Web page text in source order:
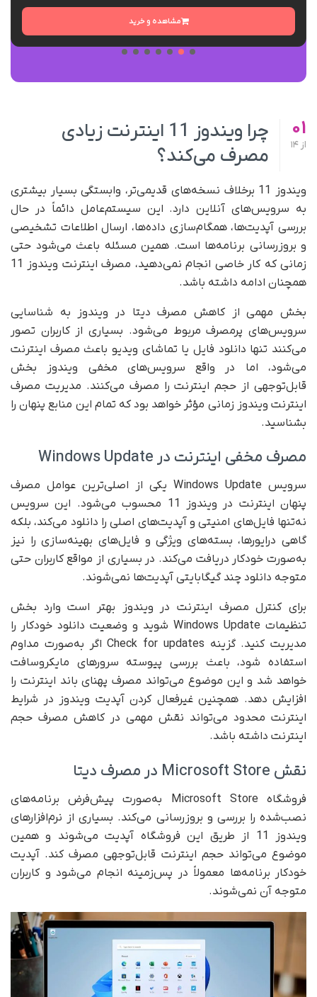
مشاهده و خرید
01
از
چرا ویندوز 11 اینترنت زیادی
مصرف می‌کند؟
ویندوز 11 برخلاف نسخه‌های قدیمی‌تر، وابستگی بسیار بیشتری
به سرویس‌های آنلاین دارد. این سیستم‌عامل دائماً در حال
بررسی آپدیت‌ها، همگام‌سازی داده‌ها، ارسال اطلاعات تشخیصی
و بروزرسانی برنامه‌ها است. همین مسئله باعث می‌شود حتی
زمانی که کار خاصی انجام نمی‌دهید، مصرف اینترنت ویندوز 11
همچنان ادامه داشته باشد.
بخش مهمی از کاهش مصرف دیتا در ویندوز به شناسایی
سرویس‌های پرمصرف مربوط می‌شود. بسیاری از کاربران تصور
می‌کنند تنها دانلود فایل یا تماشای ویدیو باعث مصرف اینترنت
می‌شود، اما در واقع سرویس‌های مخفی ویندوز بخش
قابل‌توجهی از حجم اینترنت را مصرف می‌کنند. مدیریت مصرف
اینترنت ویندوز زمانی مؤثر خواهد بود که تمام این منابع پنهان را
بشناسید.
مصرف مخفی اینترنت در Windows Update
سرویس Windows Update یکی از اصلی‌ترین عوامل مصرف
پنهان اینترنت در ویندوز 11 محسوب می‌شود. این سرویس
نه‌تنها فایل‌های امنیتی و آپدیت‌های اصلی را دانلود می‌کند، بلکه
گاهی درایورها، بسته‌های ویژگی و فایل‌های بهینه‌سازی را نیز
به‌صورت خودکار دریافت می‌کند. در بسیاری از مواقع کاربران حتی
متوجه دانلود چند گیگابایتی آپدیت‌ها نمی‌شوند.
برای کنترل مصرف اینترنت در ویندوز بهتر است وارد بخش
تنظیمات Windows Update شوید و وضعیت دانلود خودکار را
مدیریت کنید. گزینه Check for updates اگر به‌صورت مداوم
استفاده شود، باعث بررسی پیوسته سرورهای مایکروسافت
خواهد شد و این موضوع می‌تواند مصرف پهنای باند اینترنت را
افزایش دهد. همچنین غیرفعال کردن آپدیت ویندوز در شرایط
اینترنت محدود می‌تواند نقش مهمی در کاهش مصرف حجم
اینترنت داشته باشد.
نقش Microsoft Store در مصرف دیتا
فروشگاه Microsoft Store به‌صورت پیش‌فرض برنامه‌های
نصب‌شده را بررسی و بروزرسانی می‌کند. بسیاری از نرم‌افزارهای
ویندوز 11 از طریق این فروشگاه آپدیت می‌شوند و همین
موضوع می‌تواند حجم اینترنت قابل‌توجهی مصرف کند. آپدیت
خودکار برنامه‌ها معمولاً در پس‌زمینه انجام می‌شود و کاربران
متوجه آن نمی‌شوند.